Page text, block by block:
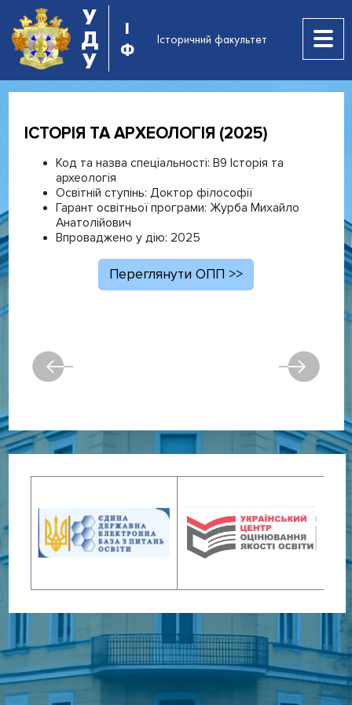
У
Д
У
І
Ф
Історичний факультет
ІСТОРІЯ ТА АРХЕОЛОГІЯ (2025)
Код та назва спеціальності: В9 Історія та
археологія
Освітній ступінь: Доктор філософії
Гарант освітньої програми: Журба Михайло
Анатолійович
Впроваджено у дію: 2025
Переглянути ОПП >>